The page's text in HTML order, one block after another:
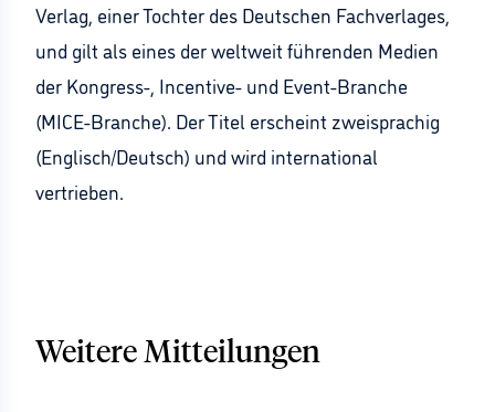
Verlag, einer Tochter des Deutschen Fachverlages,
und gilt als eines der weltweit führenden Medien
der Kongress-, Incentive- und Event-Branche
(MICE-Branche). Der Titel erscheint zweisprachig
(Englisch/Deutsch) und wird international
vertrieben.
Weitere Mitteilungen